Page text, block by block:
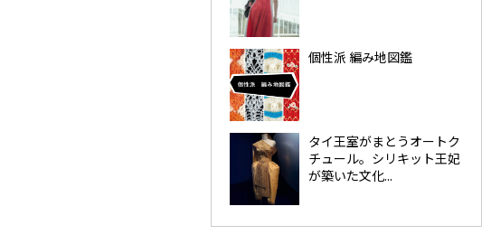
個性派 編み地図鑑
タイ王室がまとうオートク
チュール。シリキット王妃
が築いた文化...